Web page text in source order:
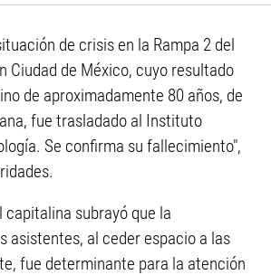
de crisis en la Rampa 2 del
Ciudad de México, cuyo resultado
de aproximadamente 80 años, de
fue trasladado al Instituto
Se confirma su fallecimiento",
subrayó que la
asistentes, al ceder espacio a las
fue determinante para la atención